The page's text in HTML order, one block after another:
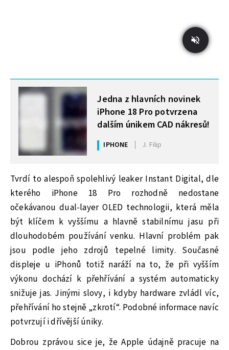
MOHLO BY VÁS ZAJÍMAT
Jedna z hlavních novinek
iPhone 18 Pro potvrzena
dalším únikem CAD nákresů!
IPHONE J. Filip
Tvrdí to alespoň spolehlivý leaker Instant Digital, dle
kterého iPhone 18 Pro rozhodně nedostane
očekávanou dual-layer OLED technologii, která měla
být klíčem k vyššímu a hlavně stabilnímu jasu při
dlouhodobém používání venku. Hlavní problém pak
jsou podle jeho zdrojů tepelné limity. Současné
displeje u iPhonů totiž naráží na to, že při vyšším
výkonu dochází k přehřívání a systém automaticky
snižuje jas. Jinými slovy, i kdyby hardware zvládl víc,
přehřívání ho stejně „zkrotí“. Podobné informace navíc
potvrzují i dřívější úniky.
Dobrou zprávou sice je, že Apple údajně pracuje na